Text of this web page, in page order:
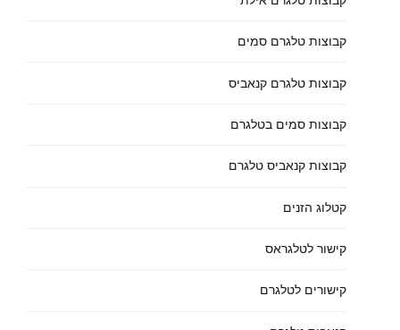
קבוצות טלגרם סמים
קבוצות טלגרם קנאביס
קבוצות סמים בטלגרם
קבוצות קנאביס טלגרם
קטלוג הזנים
קישור לטלגראס
קישורים לטלגרם